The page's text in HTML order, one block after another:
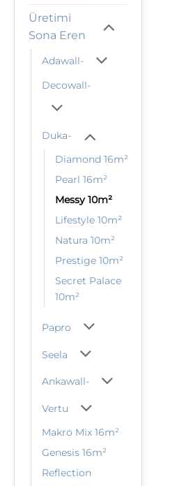
Üretimi
Sona Eren
Adawall-
Decowall-
Duka-
Diamond 16m²
Pearl 16m²
Messy 10m²
Lifestyle 10m²
Natura 10m²
Prestige 10m²
Secret Palace
10m²
Papro
Seela
Ankawall-
Vertu
Makro Mix 16m²
Genesis 16m²
Reflection